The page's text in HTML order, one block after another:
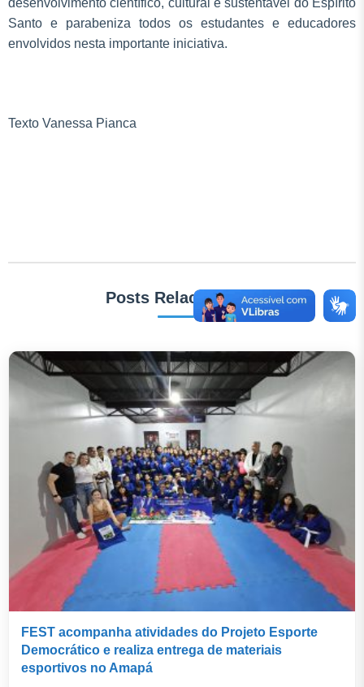
desenvolvimento científico, cultural e sustentável do Espírito
Santo e parabeniza todos os estudantes e educadores
envolvidos nesta importante iniciativa.
Texto Vanessa Pianca
Posts Relacionados
FEST acompanha atividades do Projeto Esporte
Democrático e realiza entrega de materiais
esportivos no Amapá